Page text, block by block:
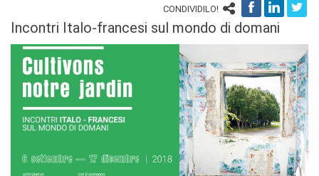
Francofonia
Riconoscimento diplomi
stranieri
SPETTACOLO DAL VIVO E
ARTI VISIVE
La festa della musica
Nouveau Grand Tour
Exaequa
CONDIVIDILO!
Incontri Italo-francesi sul mondo di domani